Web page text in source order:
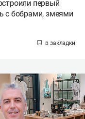
первый
с бобрами, змеями